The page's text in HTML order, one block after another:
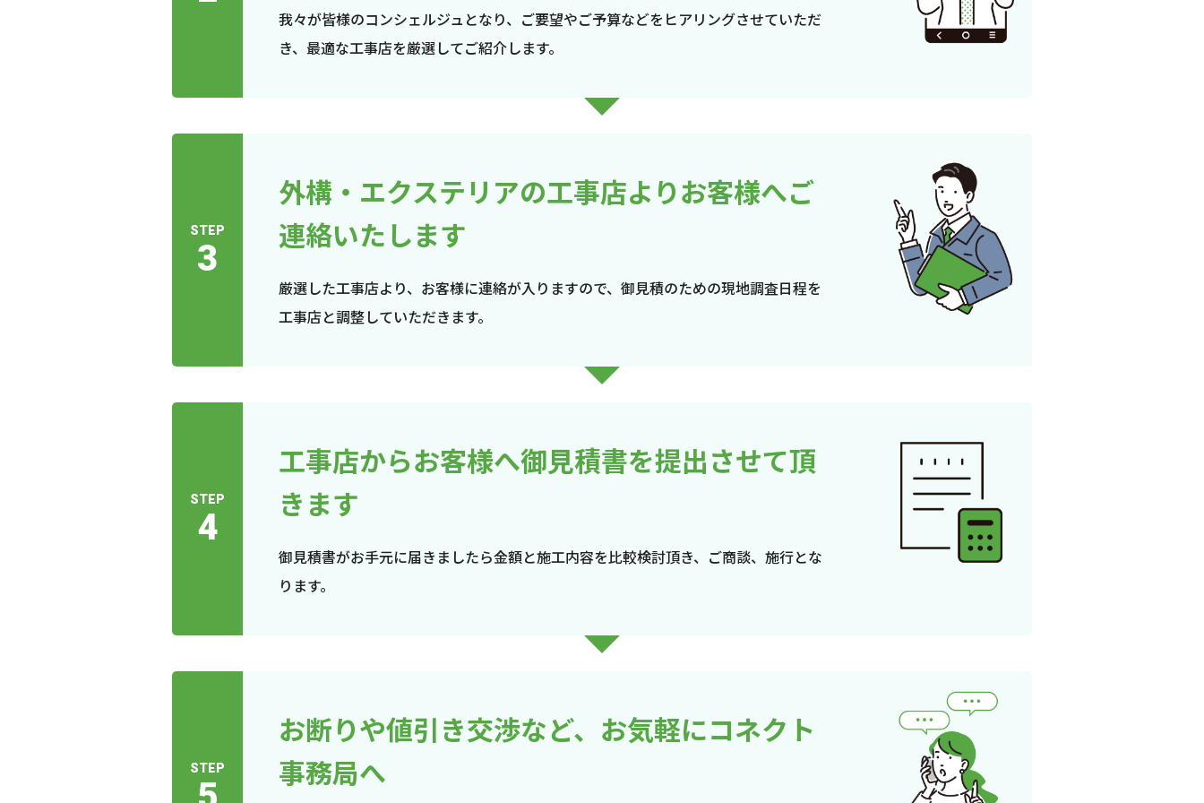
我々が皆様のコンシェルジュとなり、ご要望やご予算などをヒアリングさせていただ
き、最適な工事店を厳選してご紹介します。
STEP
3
外構・エクステリアの工事店よりお客様へご
連絡いたします
厳選した工事店より、お客様に連絡が入りますので、御見積のための現地調査日程を
工事店と調整していただきます。
STEP
4
工事店からお客様へ御見積書を提出させて頂
きます
御見積書がお手元に届きましたら金額と施工内容を比較検討頂き、ご商談、施行とな
ります。
STEP
お断りや値引き交渉など、お気軽にコネクト
事務局へ